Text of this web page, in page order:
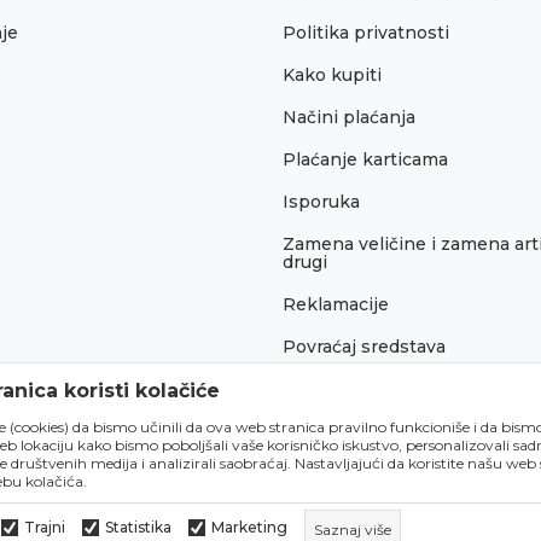
Politika privatnosti
Kako kupiti
Načini plaćanja
Plaćanje karticama
Isporuka
Zamena veličine i zamena
drugi
Reklamacije
Povraćaj sredstava
koristi kolačiće
(cookies) da bismo učinili da ova web stranica pravilno funkcioniše i da
lokaciju kako bismo poboljšali vaše korisničko iskustvo, personalizovali
društvenih medija i analizirali saobraćaj. Nastavljajući da koristite našu web
kolačića.
Trajni Statistika Marketing Saznaj više